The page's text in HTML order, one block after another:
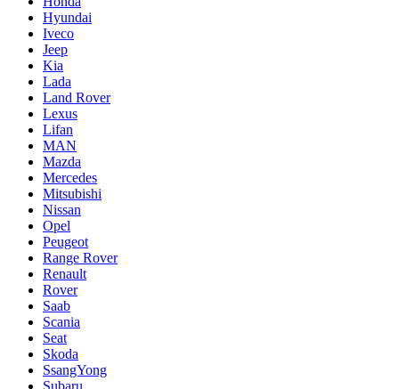
Hyundai
Iveco
Jeep
Kia
Lada
Land Rover
Lexus
Lifan
MAN
Mazda
Mercedes
Mitsubishi
Nissan
Opel
Peugeot
Range Rover
Renault
Rover
Saab
Scania
Seat
Skoda
SsangYong
Subaru